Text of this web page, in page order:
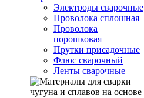
Электроды сварочные
Проволока сплошная
Проволока
порошковая
Прутки присадочные
Флюс сварочный
Ленты сварочные